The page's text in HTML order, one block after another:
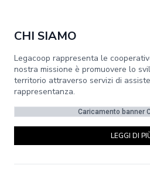
CHI SIAMO
Legacoop rappresenta le
nostra missione è promuovere lo
territorio attraverso servizi di
rappresentanza.
Caricamento banner
LEGGI DI